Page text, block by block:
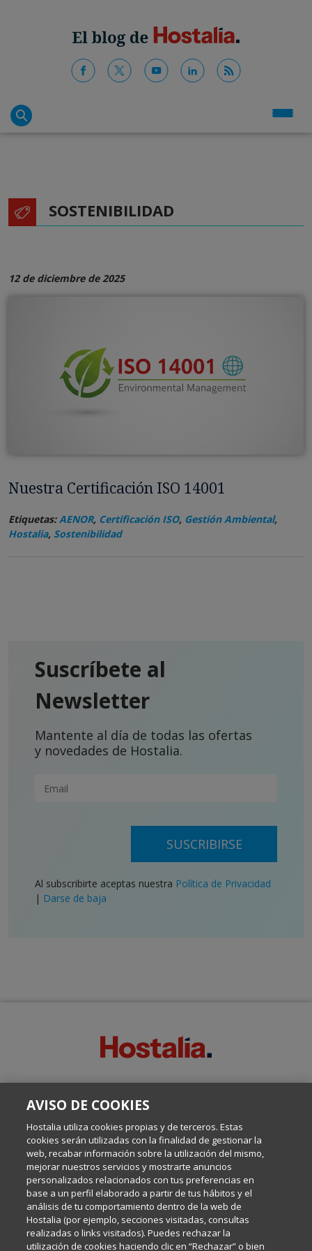
SOSTENIBILIDAD
12 de diciembre de 2025
Nuestra Certificación ISO 14001
Etiquetas:AENOR, Certificación ISO, Gestión Ambiental,
Hostalia, Sostenibilidad
Suscríbete al
Newsletter
Mantente al día de todas las ofertas
y novedades de Hostalia.
SUSCRIBIRSE
Al subscribirte aceptas nuestra Política de Privacidad
| Darse de baja
Escrito por el equipo de Comunicación de Hostalia, dirigido por
Internet y Tecnología.
Política de privacidad
Política de cookies
AVISO DE COOKIES
Hostalia utiliza cookies propias y de terceros. Estas
cookies serán utilizadas con la finalidad de gestionar la
web, recabar información sobre la utilización del mismo,
mejorar nuestros servicios y mostrarte anuncios
personalizados relacionados con tus preferencias en
base a un perfil elaborado a partir de tus hábitos y el
análisis de tu comportamiento dentro de la web de
Hostalia (por ejemplo, secciones visitadas, consultas
realizadas o links visitados). Puedes rechazar la
utilización de cookies haciendo clic en “Rechazar” o bien